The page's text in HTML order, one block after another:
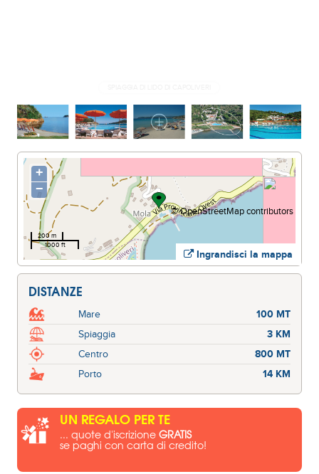
Ingrandisci la mappa
+
−
©OpenStreetMapcontributors
200 m
1000 ft
DISTANZE
Mare
100 MT
Spiaggia
3 KM
Centro
800 MT
Porto
14 KM
UN REGALO PER TE
... quote d'iscrizioneGRATIS
se paghi con carta di credito!